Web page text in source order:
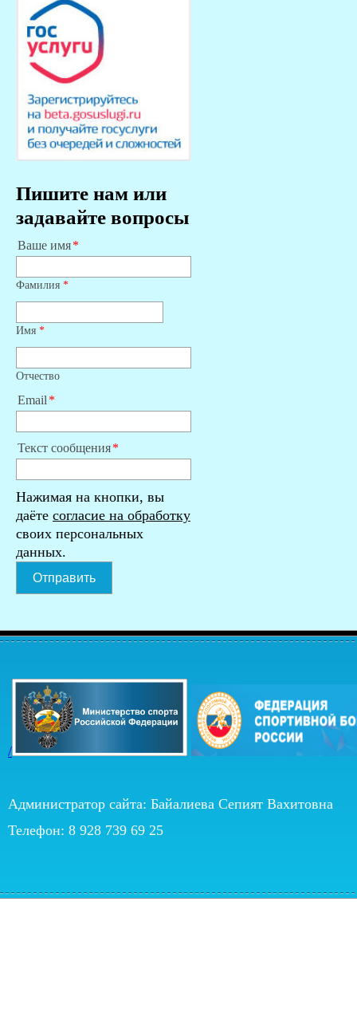
Пишите нам или
задавайте вопросы
Ваше имя
Фамилия *
Имя *
Отчество
Email
Текст сообщения
Нажимая на кнопки, вы
даёте согласие на обработку
своих персональных
данных.
Отправить
/
Администратор сайта: Байалиева Сепият Вахитовна
Телефон: 8 928 739 69 25